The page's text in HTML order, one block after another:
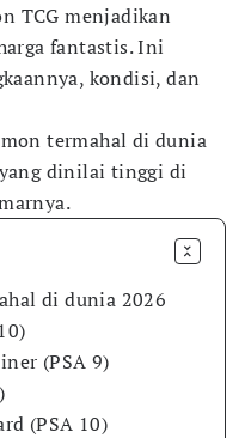
TCG menjadikan
fantastis. Ini
kondisi, dan
termahal di dunia
dinilai tinggi di
di dunia 2026
(PSA 9)
(PSA 10)